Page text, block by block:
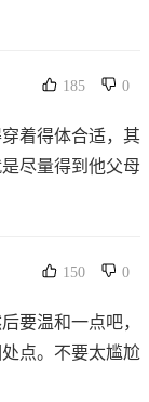
185 0
着得体合适，其
尽量得到他父母
150 0
要温和一点吧，
点。不要太尴尬